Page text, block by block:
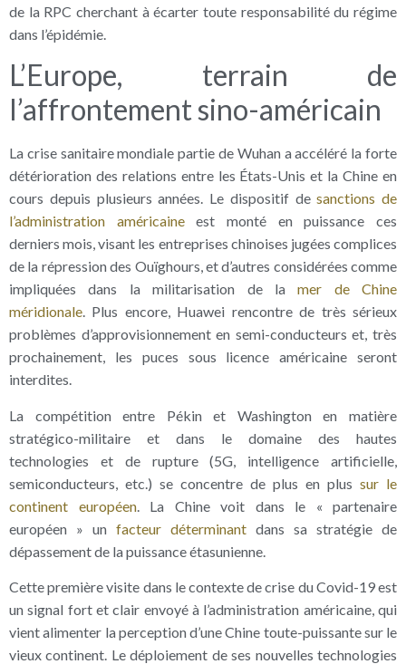
de la RPC cherchant à écarter toute responsabilité du régime
dans l’épidémie.
L’Europe, terrain de
l’affrontement sino-américain
La crise sanitaire mondiale partie de Wuhan a accéléré la forte
détérioration des relations entre les États-Unis et la Chine en
cours depuis plusieurs années. Le dispositif desanctions de
l’administration américaineest monté en puissance ces
derniers mois, visant les entreprises chinoises jugées complices
de la répression des Ouïghours, et d’autres considérées comme
impliquées dans la militarisation de lamer de Chine
méridionale. Plus encore, Huawei rencontre de très sérieux
problèmes d’approvisionnement en semi-conducteurs et, très
prochainement, les puces sous licence américaine seront
interdites.
La compétition entre Pékin et Washington en matière
stratégico-militaire et dans le domaine des hautes
technologies et de rupture (5G, intelligence artificielle,
semiconducteurs, etc.) se concentre de plus en plus sur le
continent européen. La Chine voit dans le « partenaire
européen » un facteur déterminant dans sa stratégie de
dépassement de la puissance étasunienne.
Cette première visite dans le contexte de crise du Covid-19 est
un signal fort et clair envoyé à l’administration américaine, qui
vient alimenter la perception d’une Chine toute-puissante sur le
vieux continent. Le déploiement de ses nouvelles technologies